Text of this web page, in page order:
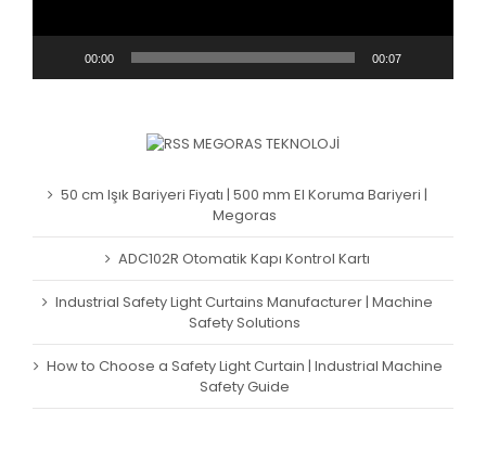
00:00 00:07
MEGORAS TEKNOLOJI
50 cm Işık Bariyeri Fiyatı | 500 mm El Koruma Bariyeri |
Megoras
ADC102R Otomatik Kapı Kontrol Kartı
Industrial Safety Light Curtains Manufacturer | Machine
Safety Solutions
How to Choose a Safety Light Curtain | Industrial Machine
Safety Guide